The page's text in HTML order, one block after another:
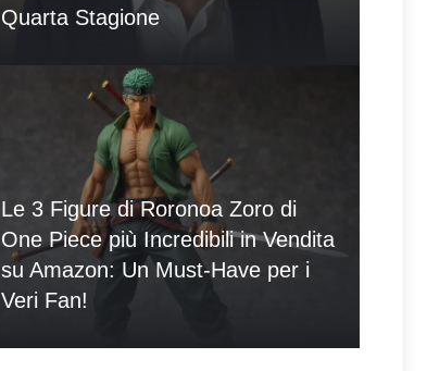
Quarta Stagione
Le 3 Figure di Roronoa Zoro di
One Piece più Incredibili in Vendita
su Amazon: Un Must-Have per i
Veri Fan!